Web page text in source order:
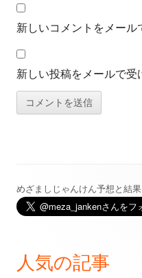
新しいコメントをメール
新しい投稿をメールで受
メ
ン
めざましじゃんけん予想と結果
人気の記事